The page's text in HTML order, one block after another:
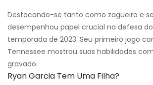
Destacando-se tanto como zagueiro e
desempenhou papel crucial na defesa
temporada de 2023. Seu primeiro jogo
Tennessee mostrou suas habilidades
gravado.
Ryan Garcia Tem Uma Filha?